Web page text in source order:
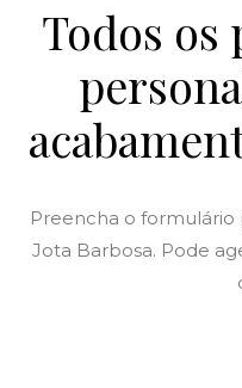
Todos os
Preencha o formulário
Jota Barbosa. Pode